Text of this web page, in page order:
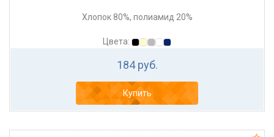
Хлопок 80%, полиамид 20%
Цвета:
184 руб.
Купить